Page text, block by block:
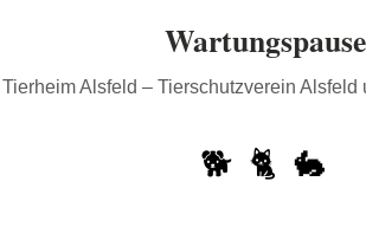
Wartungspause
Tierheim Alsfeld – Tierschutzverein Alsfeld
🐕 🐈 🐇